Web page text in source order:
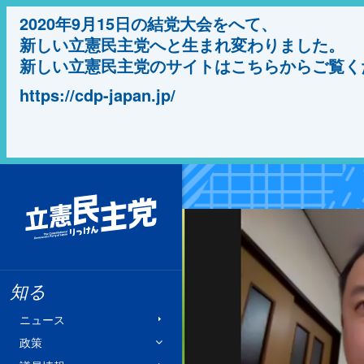
2020年9月15日の結党大会をへて、
新しい立憲民主党へと生まれ変わりました。
新しい立憲民主党のサイトはこちらからご覧
https://cdp-japan.jp/
立憲民主党
知る
ニュース
政策